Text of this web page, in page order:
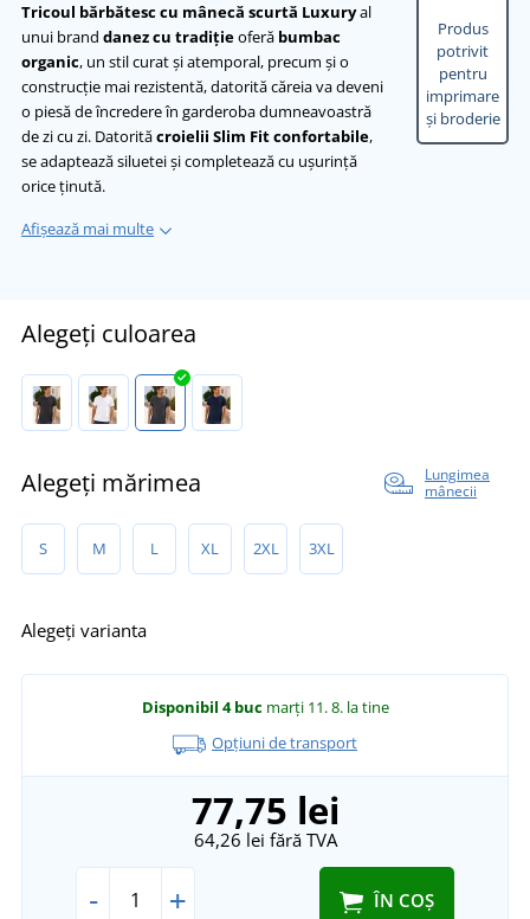
Tricoul bărbătesc cu mânecă scurtă Luxuryal
unui brand danez cu tradițieoferă bumbac
organic, un stil curat și atemporal, precum și o
construcție mai rezistentă, datorită căreia va deveni
o piesă de încredere în garderoba dumneavoastră
de zi cu zi. Datorităcroielii Slim Fit confortabile,
se adaptează siluetei și completează cu ușurință
orice ținută.
Afișează mai multe
Produs
potrivit
pentru
imprimare
și broderie
Alegeți culoarea
Alegeți mărimea
Lungimea
mânecii
S M L XL 2XL 3XL
Alegeți varianta
Disponibil 4 buc marți 11. 8. la tine
Opțiuni de transport
77,75 lei
64,26 lei fără TVA
- + ÎN COȘ